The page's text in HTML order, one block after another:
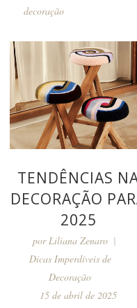
decoração
TENDÊNCIAS
DECORAÇÃO
2025
porLiliana Zenaro
Dicas Imperdíveis de
Decoração
15 de abril de 2025